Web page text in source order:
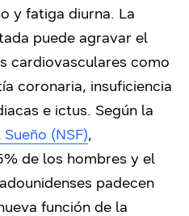
y fatiga diurna. La
puede agravar el
cardiovasculares como
coronaria, insuficiencia
e ictus. Según la
(NSF),
de los hombres y el
padecen
función de la